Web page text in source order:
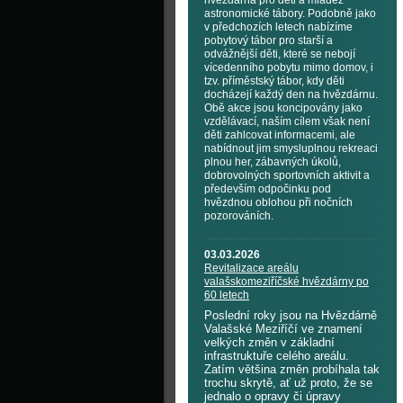
astronomické tábory. Podobně jako
v předchozích letech nabízíme
pobytový tábor pro starší a
odvážnější děti, které se nebojí
vícedenního pobytu mimo domov, i
tzv. příměstský tábor, kdy děti
docházejí každý den na hvězdárnu.
Obě akce jsou koncipovány jako
vzdělávací, naším cílem však není
děti zahlcovat informacemi, ale
nabídnout jim smysluplnou rekreaci
plnou her, zábavných úkolů,
dobrovolných sportovních aktivit a
především odpočinku pod
hvězdnou oblohou při nočních
pozorováních.
03.03.2026
Revitalizace areálu
valašskomeziříčské hvězdárny po
60 letech
Poslední roky jsou na Hvězdárně
Valašské Meziříčí ve znamení
velkých změn v základní
infrastruktuře celého areálu.
Zatím většina změn probíhala tak
trochu skrytě, ať už proto, že se
jednalo o opravy či úpravy